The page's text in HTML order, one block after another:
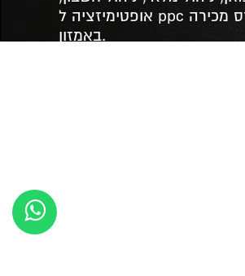
אופטימיזציה ל ppc הרחבת פעילות, מקסום הרווחים, קורס מכירה
באמזון.